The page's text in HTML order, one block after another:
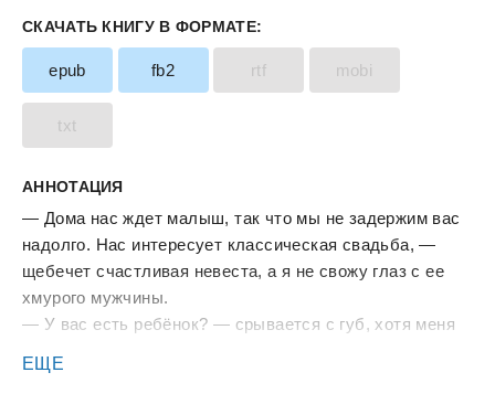
СКАЧАТЬ КНИГУ В ФОРМАТЕ:
epub fb2 rtf mobi
txt
АННОТАЦИЯ
— Дома нас ждет малыш, так что мы не задержим вас
надолго. Нас интересует классическая свадьба, —
щебечет счастливая невеста, а я не свожу глаз с ее
хмурого мужчины.
— У вас есть ребёнок? — срывается с губ, хотя меня
Но что если в роли чужого жениха — мужчина, которого
ЕЩЕ